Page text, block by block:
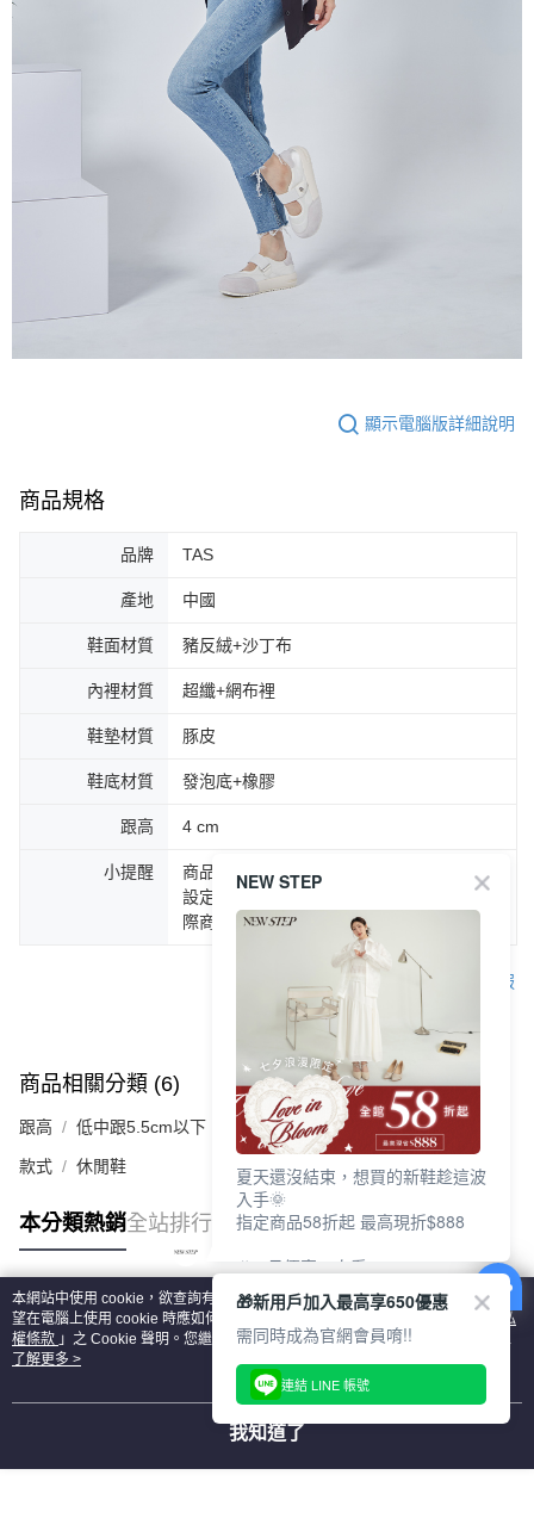
顯示電腦版詳細說明
商品規格
品牌 TAS
產地 中國
鞋面材質 豬反絨+沙丁布
內裡材質 超纖+網布裡
鞋墊材質 豚皮
鞋底材質 發泡底+橡膠
跟高 4 cm
小提醒
商品圖片顏色會因拍攝燈光環境或個人螢幕
設定不同，而造成部份色差現象，顏色以實
際商品為主。
客服
商品相關分類 (6) 查看全部
跟高 低中跟5.5cm以下
款式 休閒鞋
本分類熱銷全站排行
熱門標籤
本網站中使用 cookie，欲查詢有關本網站使用 cookie 方式之詳情，及若您不希
望在電腦上使用 cookie 時應如何變更電腦的 cookie 設定，請參閱本網站「
隱私
權條款 」之 Cookie 聲明。您繼續使用本網站即表示您同意本公司得按本網站使
用條款之 Cookie 聲明使用 cookie。
了解更多 >
我知道了
NEW STEP
夏天還沒結束，想買的新鞋趁這波
入手🌞
指定商品58折起 最高現折$888
🎉 8月優惠一次看
①LINE購物最高10%回饋
②每周限定品現折200
③指定商品58折起 最高現折$888
上班鞋、休閒鞋、涼鞋一次逛齊
好搭、出遊好走、聚會也漂亮
🎁新用戶加入最高享650優惠
需同時成為官網會員唷!!
連結 LINE 帳號